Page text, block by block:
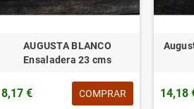
AUGUSTA BLANCO
Ensaladera 23 cms
8,17 € COMPRAR 14,18